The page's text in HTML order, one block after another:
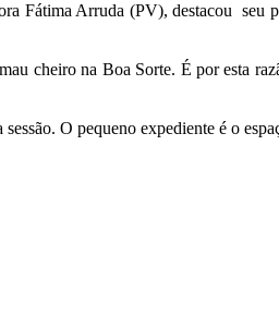
Fátima Arruda (PV), destacou
cheiro na Boa Sorte. É por esta
O pequeno expediente é o